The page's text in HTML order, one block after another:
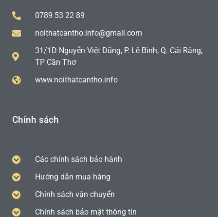
0789 53 22 89
noithatcantho.info@gmail.com
31/1D Nguyễn Việt Dũng, P. Lê Bình, Q. Cái Răng,
TP Cần Thơ
www.noithatcantho.info
Chính sách
Các chính sách bảo hành
Hướng dẫn mua hàng
Chính sách vận chuyển
Chính sách bảo mật thông tin